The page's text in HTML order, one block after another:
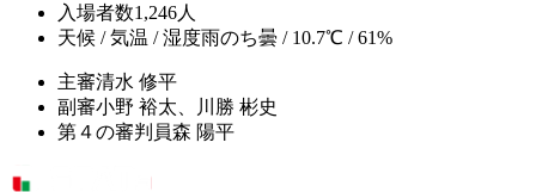
入場者数1,246人
天候 / 気温 / 湿度雨のち曇 / 10.7℃ / 61%
主審清水 修平
副審小野 裕太、川勝 彬史
第４の審判員森 陽平